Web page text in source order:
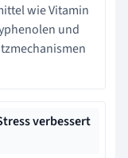
wie Vitamin
und
verbessert